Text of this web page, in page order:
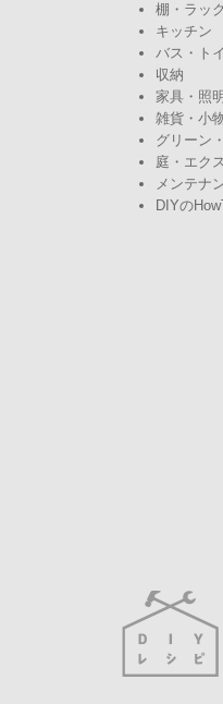
棚・ラック
キッチン
バス・ト
収納
家具・照明
雑貨・小
グリーン
庭・エク
メンテナ
DIYの